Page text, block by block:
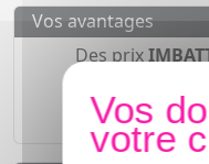
Vos avantages
Des prix
Paiement en
Paiement en4